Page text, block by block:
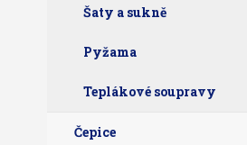
Šaty a sukně
Pyžama
Teplákové soupravy
Čepice